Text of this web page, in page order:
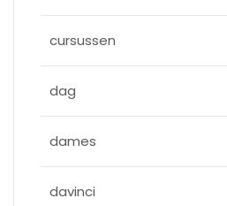
cursussen
dag
dames
davinci